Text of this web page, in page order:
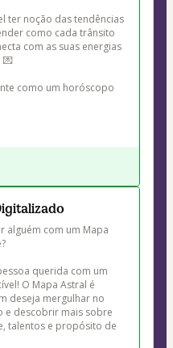
ter noção das tendências
como cada trânsito
com as suas energias
💌
como um horóscopo
alguém com um Mapa
querida com um
O Mapa Astral é
deseja mergulhar no
e descobrir mais sobre
talentos e propósito de